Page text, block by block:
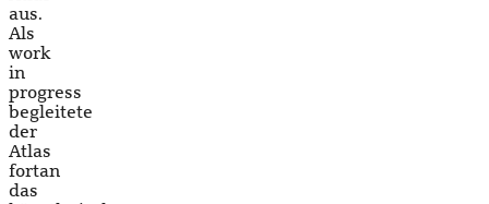
aus.
Als
work
in
progress
begleitete
der
Atlas
fortan
das